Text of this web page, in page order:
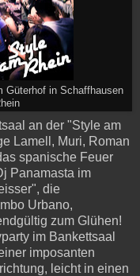
Güterhof in Schaffhausen
an der "Style am
Lamell, Muri, Roman
spanische Feuer
Panamasta im
die
Urbano,
zum Glühen!
im Bankettsaal
imposanten
leicht in einen